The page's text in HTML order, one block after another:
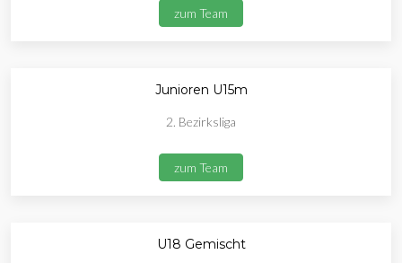
zum Team
Junioren U15m
2. Bezirksliga
zum Team
U18 Gemischt